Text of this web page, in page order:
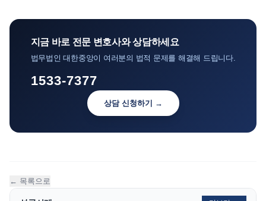
지금 바로 전문 변호사와 상담하세요
법무법인 대한중앙이 여러분의 법적 문제를 해결해 드립니다.
1533-7377
상담 신청하기 →
← 목록으로